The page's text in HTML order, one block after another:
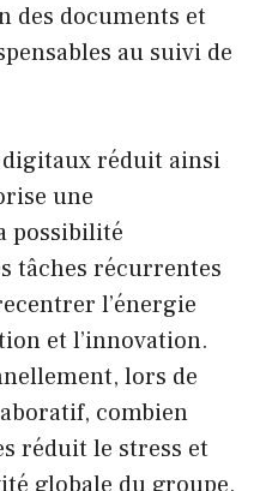
des documents et
au suivi de
digitaux réduit ainsi
une
possibilité
tâches récurrentes
l’énergie
et l’innovation.
lors de
combien
réduit le stress et